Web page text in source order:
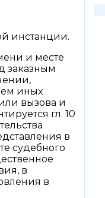
инстанции.
и месте
заказным
иных
вызова и
гл. 10
в
судебного
в
в